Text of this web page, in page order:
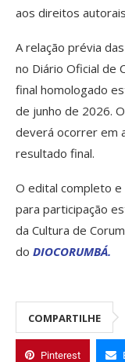
aos direitos
A relação prévia
no Diário Oficial de
final homologado
de junho de 2026.
deverá ocorrer em
resultado final.
O edital completo
para participação
da Cultura de
do DIOCORUMBÁ.
COMPARTILHE
Pinterest